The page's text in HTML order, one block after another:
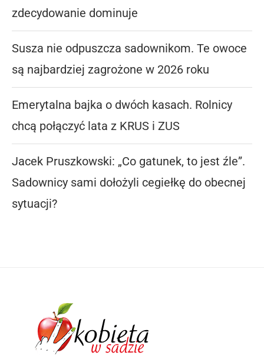
zdecydowanie dominuje
Susza nie odpuszcza sadownikom. Te owoce
są najbardziej zagrożone w 2026 roku
Emerytalna bajka o dwóch kasach. Rolnicy
chcą połączyć lata z KRUS i ZUS
Jacek Pruszkowski: „Co gatunek, to jest źle”.
Sadownicy sami dołożyli cegiełkę do obecnej
sytuacji?